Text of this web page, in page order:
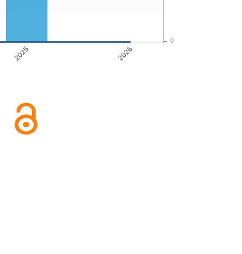
2025 2026
0